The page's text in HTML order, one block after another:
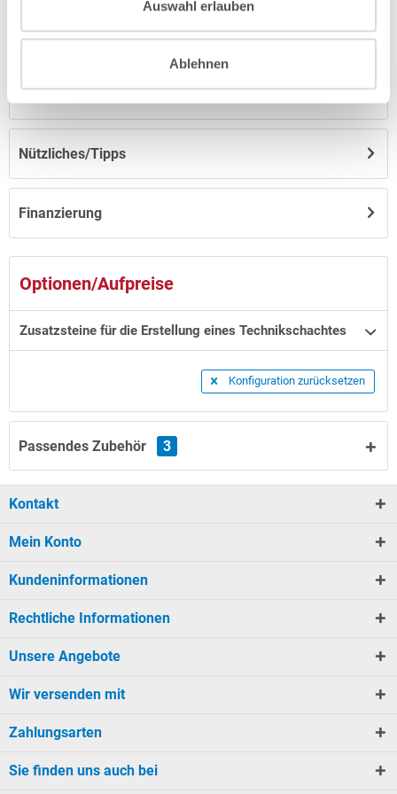
Auswahl erlauben
Ablehnen
Finanzierung
Anleitungen/Datenblätter
Hinweise zum Versand / zur Lagerung
Nützliches/Tipps
Optionen/Aufpreise
Zusatzsteine für die Erstellung eines Technikschachtes
Konfiguration zurücksetzen
Passendes Zubehör 3
Kontakt
Mein Konto
Kundeninformationen
Rechtliche Informationen
Unsere Angebote
Wir versenden mit
Zahlungsarten
Sie finden uns auch bei